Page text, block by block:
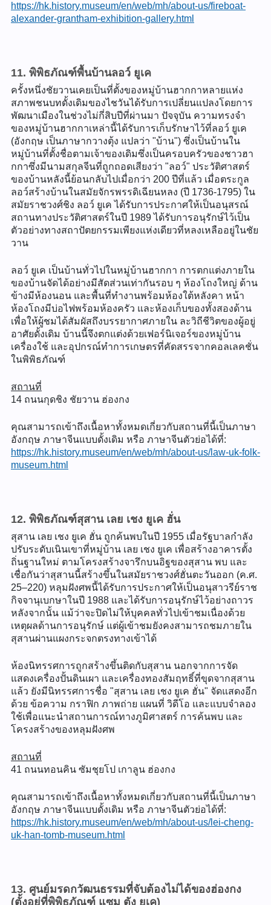
https://hk.history.museum/en/web/mh/about-us/fireboat-
alexander-grantham-exhibition-gallery.html
11. พิพิธภัณฑ์พื้นบ้านลอว์ ยูเค
ครั้งหนึ่งชัยวานเคยเป็นที่ตั้งของหมู่บ้านฮากกาหลายแห่ง
สภาพชนบทดั้งเดิมของไชวันได้รับการเปลี่ยนแปลงโดยการ
พัฒนาเมืองในช่วงไม่กี่สิบปีที่ผ่านมา ปัจจุบัน ความทรงจำ
ของหมู่บ้านฮากกาเหล่านี้ได้รับการเก็บรักษาไว้ที่ลอว์ ยูเค
(อังกฤษ เป็นภาษากวางตุ้ง แปลว่า "บ้าน") ซึ่งเป็นบ้านใน
หมู่บ้านที่ตั้งชื่อตามเจ้าของเดิมซึ่งเป็นครอบครัวของชาวฮา
กกาซึ่งมีนามสกุลจีนที่ถูกถอดเสียงว่า "ลอว์" ประวัติศาสตร์
ของบ้านหลังนี้ย้อนกลับไปเมื่อกว่า 200 ปีที่แล้ว เมื่อตระกูล
ลอว์สร้างบ้านในสมัยจักรพรรดิเฉียนหลง (ปี 1736-1795) ใน
สมัยราชวงศ์ชิง ลอว์ ยูเค ได้รับการประกาศให้เป็นอนุสรณ์
สถานทางประวัติศาสตร์ในปี 1989 ได้รับการอนุรักษ์ไว้เป็น
ตัวอย่างทางสถาปัตยกรรมเพียงแห่งเดียวที่หลงเหลืออยู่ในชัย
วาน
ลอว์ ยูเค เป็นบ้านทั่วไปในหมู่บ้านฮากกา การตกแต่งภายใน
ของบ้านจัดได้อย่างมีสัดส่วนเท่ากันรอบ ๆ ห้องโถงใหญ่ ด้าน
ข้างมีห้องนอน และพื้นที่ทำงานพร้อมห้องใต้หลังคา หน้า
ห้องโถงมีบ่อไฟพร้อมห้องครัว และห้องเก็บของทั้งสองด้าน
เพื่อให้ผู้ชมได้สัมผัสถึงบรรยากาศภายใน ละวิถีชีวิตของผู้อยู่
อาศัยดั้งเดิม บ้านนี้จึงตกแต่งด้วยเฟอร์นิเจอร์ของหมู่บ้าน
เครื่องใช้ และอุปกรณ์ทำการเกษตรที่คัดสรรจากคอลเลคชั่น
ในพิพิธภัณฑ์
สถานที่
14 ถนนกุดชิง ชัยวาน ฮ่องกง
คุณสามารถเข้าถึงเนื้อหาทั้งหมดเกี่ยวกับสถานที่นี้เป็นภาษา
อังกฤษ ภาษาจีนแบบดั้งเดิม หรือ ภาษาจีนตัวย่อได้ที่:
https://hk.history.museum/en/web/mh/about-us/law-uk-folk-
museum.html
12. พิพิธภัณฑ์สุสาน เลย เชง ยูเค ฮั่น
สุสาน เลย เชง ยูเค ฮั่น ถูกค้นพบในปี 1955 เมื่อรัฐบาลกำลัง
ปรับระดับเนินเขาที่หมู่บ้าน เลย เชง ยูเค เพื่อสร้างอาคารตั้ง
ถิ่นฐานใหม่ ตามโครงสร้างจารึกบนอิฐของสุสาน พบ และ
เชื่อกันว่าสุสานนี้สร้างขึ้นในสมัยราชวงศ์ฮั่นตะวันออก (ค.ศ.
25–220) หลุมฝังศพนี้ได้รับการประกาศให้เป็นอนุสาวรีย์ราช
กิจจานุเบกษาในปี 1988 และได้รับการอนุรักษ์ไว้อย่างถาวร
หลังจากนั้น แม้ว่าจะปิดไม่ให้บุคคลทั่วไปเข้าชมเนื่องด้วย
เหตุผลด้านการอนุรักษ์ แต่ผู้เข้าชมยังคงสามารถชมภายใน
สุสานผ่านแผงกระจกตรงทางเข้าได้
ห้องนิทรรศการถูกสร้างขึ้นติดกับสุสาน นอกจากการจัด
แสดงเครื่องปั้นดินเผา และเครื่องทองสัมฤทธิ์ที่ขุดจากสุสาน
แล้ว ยังมีนิทรรศการชื่อ "สุสาน เลย เชง ยูเค ฮั่น" จัดแสดงอีก
ด้วย ข้อความ กราฟิก ภาพถ่าย แผนที่ วิดีโอ และแบบจำลอง
ใช้เพื่อแนะนำสถานการณ์ทางภูมิศาสตร์ การค้นพบ และ
โครงสร้างของหลุมฝังศพ
สถานที่
41 ถนนทอนคิน ซัมชุยโป เกาลูน ฮ่องกง
คุณสามารถเข้าถึงเนื้อหาทั้งหมดเกี่ยวกับสถานที่นี้เป็นภาษา
อังกฤษ ภาษาจีนแบบดั้งเดิม หรือ ภาษาจีนตัวย่อได้ที่:
https://hk.history.museum/en/web/mh/about-us/lei-cheng-
uk-han-tomb-museum.html
13. ศูนย์มรดกวัฒนธรรมที่จับต้องไม่ได้ของฮ่องกง
(ตั้งอยู่ที่พิพิธภัณฑ์ แซม ตัง ยูเค)